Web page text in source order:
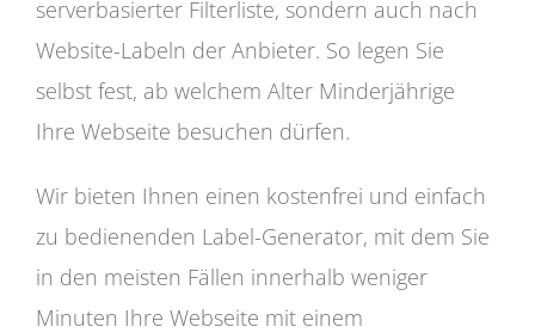
serverbasierter Filterliste, sondern auch nach
Website-Labeln der Anbieter. So legen Sie
selbst fest, ab welchem Alter Minderjährige
Ihre Webseite besuchen dürfen.
Wir bieten Ihnen einen kostenfrei und einfach
zu bedienenden Label-Generator, mit dem Sie
in den meisten Fällen innerhalb weniger
Minuten Ihre Webseite mit einem